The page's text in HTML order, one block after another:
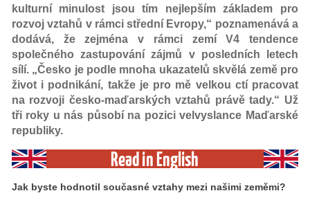
kulturní minulost jsou tím nejlepším základem pro
rozvoj vztahů v rámci střední Evropy,“ poznamenává a
dodává, že zejména v rámci zemí V4 tendence
společného zastupování zájmů v posledních letech
sílí. „Česko je podle mnoha ukazatelů skvělá země pro
život i podnikání, takže je pro mě velkou ctí pracovat
na rozvoji česko-maďarských vztahů právě tady.“ Už
tři roky u nás působí na pozici velvyslance Maďarské
republiky.
Read in English
Jak byste hodnotil současné vztahy mezi našimi zeměmi?